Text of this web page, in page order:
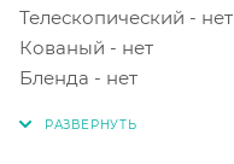
Телескопический - нет
Кованый - нет
Бленда - нет